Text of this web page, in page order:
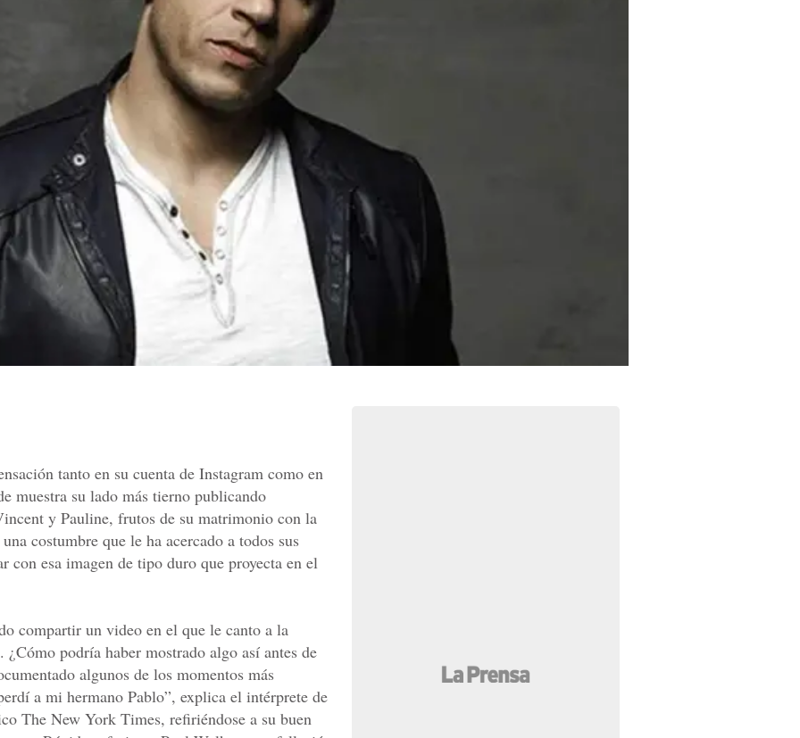
tanto en su cuenta de Instagram como en
muestra su lado más tierno publicando
y Pauline, frutos de su matrimonio con la
costumbre que le ha acercado a todos sus
con esa imagen de tipo duro que proyecta en el
compartir un video en el que le canto a la
podría haber mostrado algo así antes de
algunos de los momentos más
a mi hermano Pablo”, explica el intérprete de
The New York Times, refiriéndose a su buen